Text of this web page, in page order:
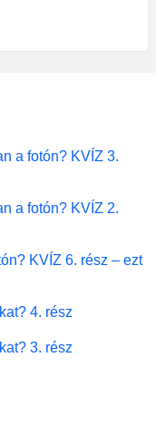
a fotón? KVÍZ 3.
a fotón? KVÍZ 2.
KVÍZ 6. rész – ezt
4. rész
3. rész